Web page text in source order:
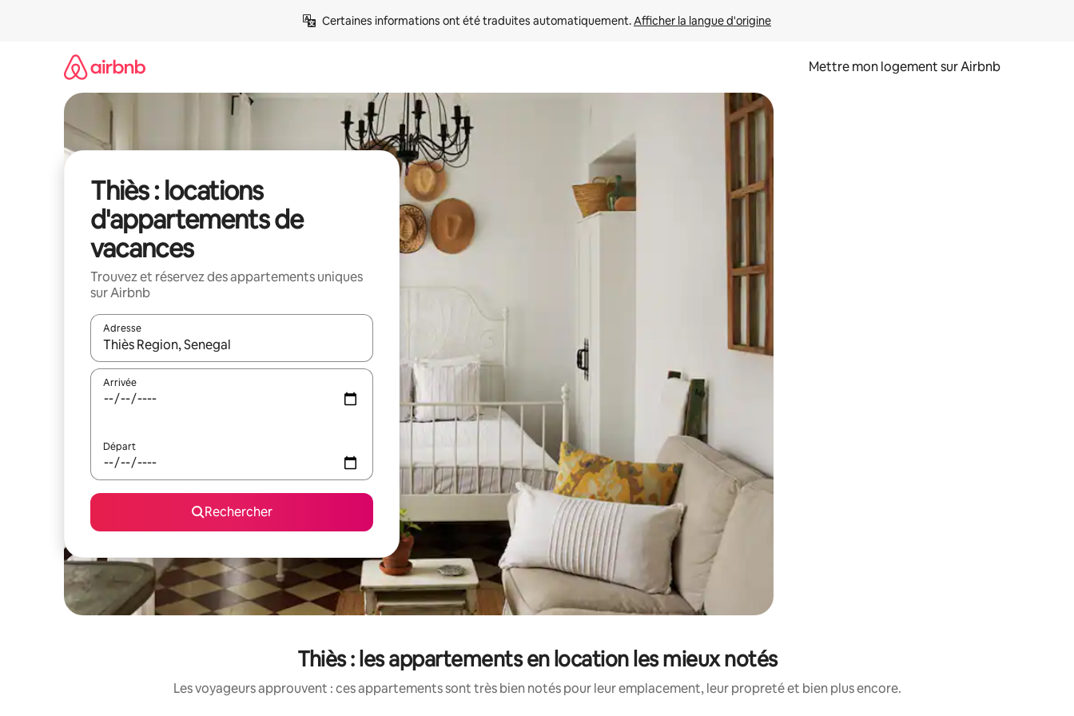
Certaines informations ont été traduites automatiquement. Afficher la langue d'origine
Mettre mon logement sur Airbnb
Thiès : locations
d'appartements de
vacances
Trouvez et réservez des appartements uniques
sur Airbnb
Adresse
Lorsque les résultats s'affichent, utilisez les flèches vers le haut et vers le bas pour les parcourir ou en appuyant et en faisant glisser.
Arrivée
Départ
Rechercher
Thiès : les appartements en location les mieux notés
Les voyageurs approuvent : ces appartements sont très bien notés pour leur emplacement, leur propreté et bien plus encore.